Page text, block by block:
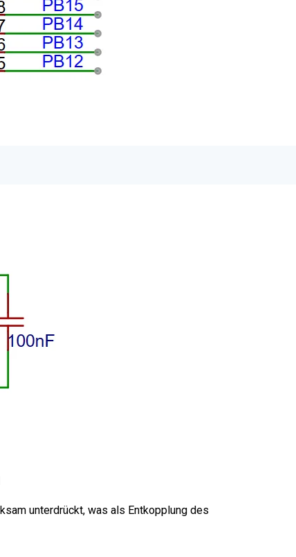
unterdrückt, was als Entkopplung des